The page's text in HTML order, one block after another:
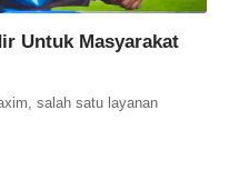
Untuk Masyarakat
salah satu layanan